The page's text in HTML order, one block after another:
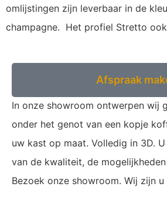
omlijstingen zijn leverbaar in de
champagne. Het profiel Stretto
Showroom
In onze showroom ontwerpen wij
onder het genot van een kopje
uw kast op maat. Volledig in 3D.
van de kwaliteit, de
Bezoek onze showroom. Wij zijn
Afspraak